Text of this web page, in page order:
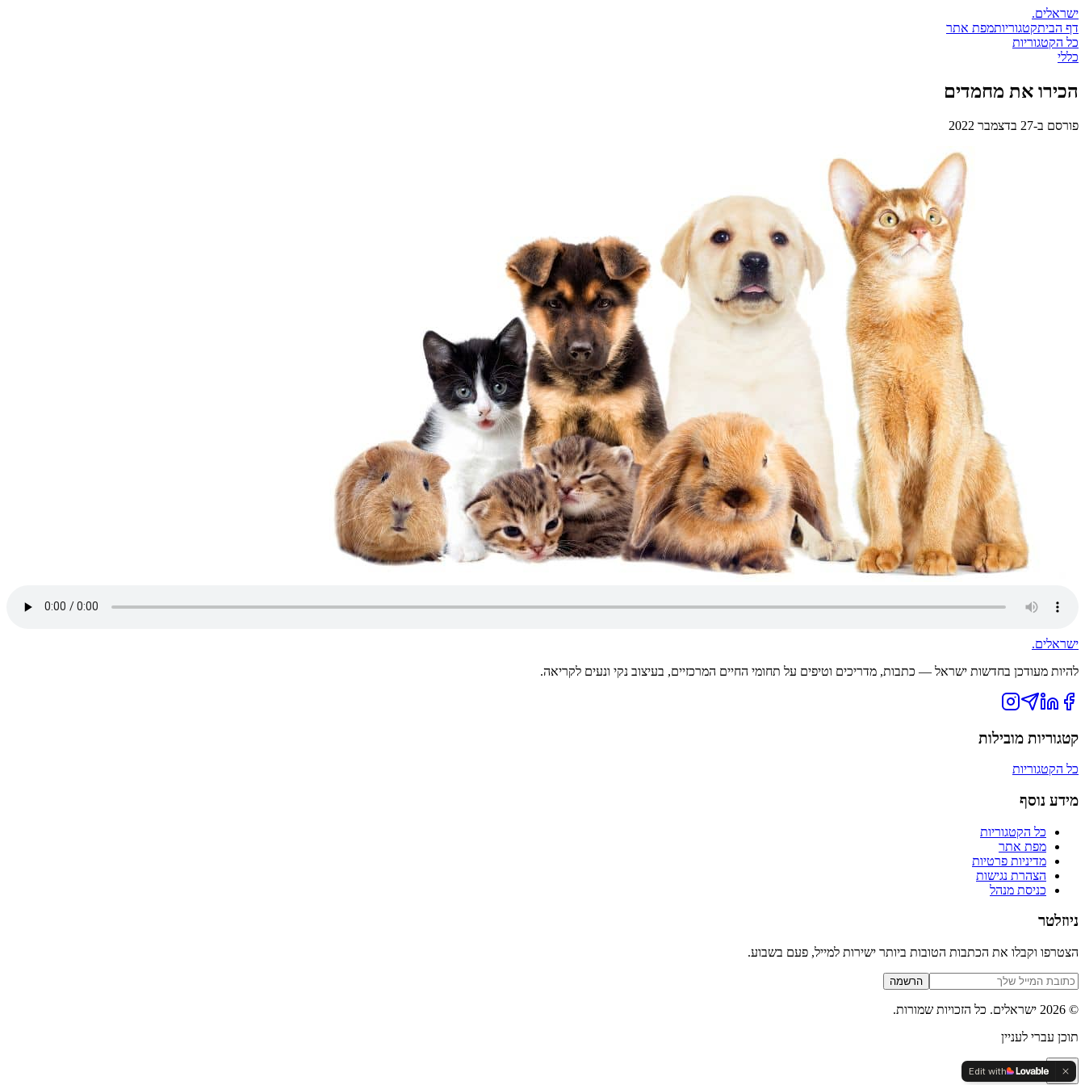
ישראלים.
דף הביתקטגוריותמפת אתר
כל הקטגוריות
כללי
הכירו את מחמדים
פורסם ב-27 בדצמבר 2022
ישראלים.
להיות מעודכן בחדשות ישראל — כתבות, מדריכים וטיפים על תחומי החיים המרכזיים, בעיצוב נקי ונעים לקריאה.
קטגוריות מובילות
כל הקטגוריות
מידע נוסף
כל הקטגוריות
מפת אתר
מדיניות פרטיות
הצהרת נגישות
כניסת מנהל
ניוזלטר
הצטרפו וקבלו את הכתבות הטובות ביותר ישירות למייל, פעם בשבוע.
הרשמה
©
2026 ישראלים. כל הזכויות שמורות.
תוכן עברי לעניין
Edit with